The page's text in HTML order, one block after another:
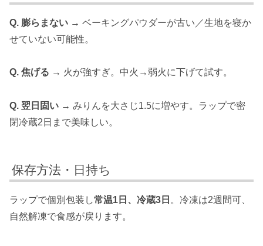
Q. 膨らまない → ベーキングパウダーが古い／生地を寝か
せていない可能性。
Q. 焦げる → 火が強すぎ。中火→弱火に下げて試す。
Q. 翌日固い → みりんを大さじ1.5に増やす。ラップで密
閉冷蔵2日まで美味しい。
保存方法・日持ち
ラップで個別包装し常温1日、冷蔵3日 。冷凍は2週間可、
自然解凍で食感が戻ります。